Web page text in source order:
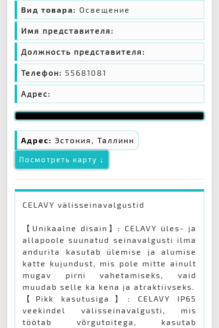
Вид товара: Освещение
Имя представителя:
Должность представителя:
Телефон: 55681081
Адрес:
Адрес: Эстония, Таллинн
Посмотреть карту ↓
CELAVY välisseinavalgustid
【Unikaalne disain】: CELAVY üles- ja
allapoole suunatud seinavalgusti ilma
andurita kasutab ülemise ja alumise
katte kujundust, mis pole mitte ainult
mugav pirni vahetamiseks, vaid
muudab selle ka kena ja atraktiivseks.
【Pikk kasutusiga】: CELAVY IP65
veekindel välisseinavalgusti, mis
töötab võrgutoitega, kasutab